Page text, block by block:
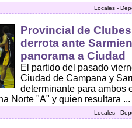
Locales -
Provincial de
derrota ante
panorama a Ciudad
El partido del pasado
Ciudad de Campana y
determinante para ambos
Norte "A" y quien resultara ...
Locales -